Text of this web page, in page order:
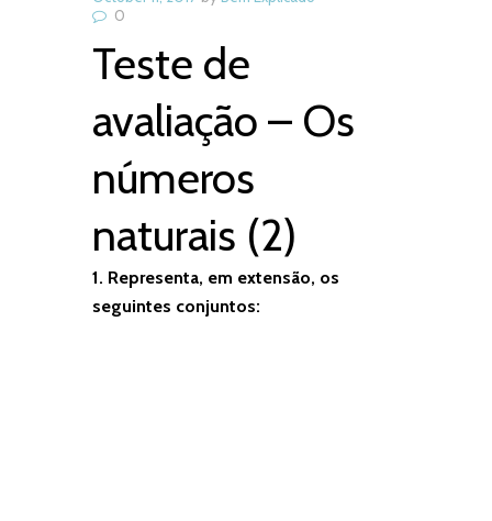
0
Teste de
avaliação – Os
números
naturais (2)
1. Representa, em extensão, os
seguintes conjuntos: